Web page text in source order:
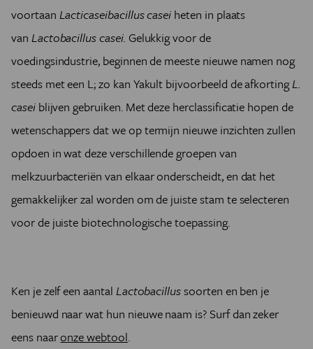
voortaan Lacticaseibacillus casei heten in plaats
van Lactobacillus casei. Gelukkig voor de
voedingsindustrie, beginnen de meeste nieuwe namen nog
steeds met een L; zo kan Yakult bijvoorbeeld de afkortingL.
casei blijven gebruiken. Met deze herclassificatie hopen de
wetenschappers dat we op termijn nieuwe inzichten zullen
opdoen in wat deze verschillende groepen van
melkzuurbacteriën van elkaar onderscheidt, en dat het
gemakkelijker zal worden om de juiste stam te selecteren
voor de juiste biotechnologische toepassing.
Ken je zelf een aantal Lactobacillussoorten en ben je
benieuwd naar wat hun nieuwe naam is? Surf dan zeker
eens naaronze webtool.